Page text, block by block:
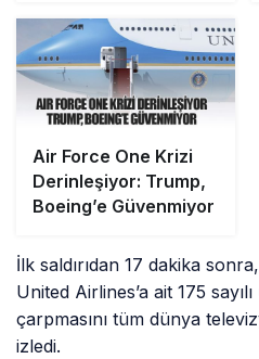
Air Force One Krizi
Derinleşiyor: Trump,
Boeing’e Güvenmiyor
İlk saldırıdan 17 dakika
United Airlines’a ait 175
çarpmasını tüm dünya
izledi.